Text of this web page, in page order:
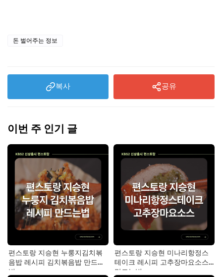
돈 벌어주는 정보
복사 공유
이번 주 인기 글
편스토랑 지승현 누룽지김치볶
음밥 레시피 김치볶음밥 만드는
법
편스토랑 지승현 미나리항정스
테이크 레시피 고추장마요소스
만드는법